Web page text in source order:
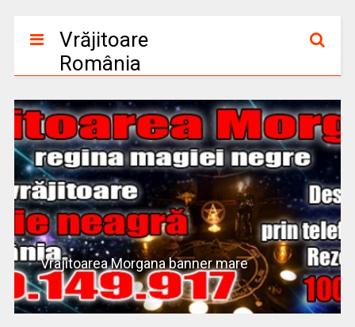
Vrăjitoare
România
Vrajitoarea Morgana banner mare